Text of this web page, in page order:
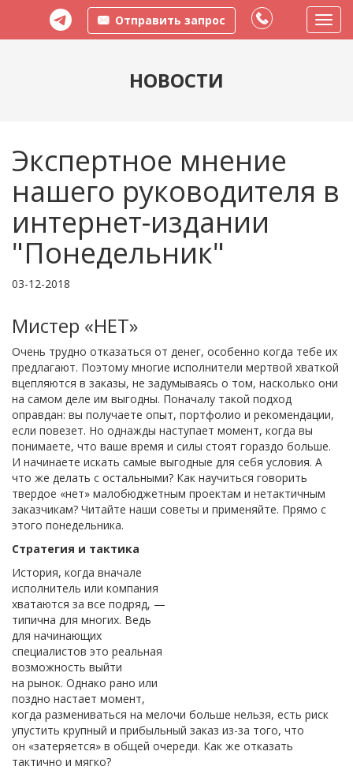
Отправить запрос
меню
НОВОСТИ
Экспертное мнение
нашего руководителя в
интернет-издании
"Понедельник"
03-12-2018
Мистер «НЕТ»
Очень трудно отказаться от денег, особенно когда тебе их
предлагают. Поэтому многие исполнители мертвой хваткой
вцепляются в заказы, не задумываясь о том, насколько они
на самом деле им выгодны. Поначалу такой подход
оправдан: вы получаете опыт, портфолио и рекомендации,
если повезет. Но однажды наступает момент, когда вы
понимаете, что ваше время и силы стоят гораздо больше.
И начинаете искать самые выгодные для себя условия. А
что же делать с остальными? Как научиться говорить
твердое «нет» малобюджетным проектам и нетактичным
заказчикам? Читайте наши советы и применяйте. Прямо с
этого понедельника.
Стратегия и тактика
История, когда вначале
исполнитель или компания
хватаются за все подряд, —
типична для многих. Ведь
для начинающих
специалистов это реальная
возможность выйти
на рынок. Однако рано или
поздно настает момент,
когда размениваться на мелочи больше нельзя, есть риск
упустить крупный и прибыльный заказ из-за того, что
он «затеряется» в общей очереди. Как же отказать
тактично и мягко?